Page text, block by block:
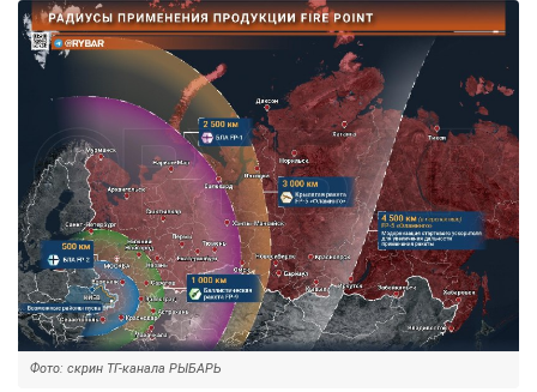
Фото: скрин ТГ-канала РЫБАРЬ